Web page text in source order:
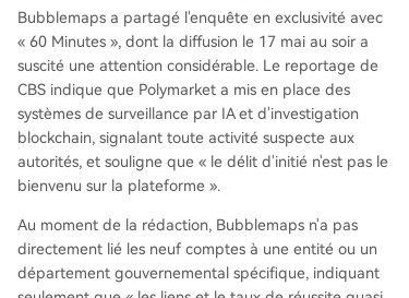
Bubblemaps a partagé l'enquête en exclusivité avec
« 60 Minutes », dont la diffusion le 17 mai au soir a
suscité une attention considérable. Le reportage de
CBS indique que Polymarket a mis en place des
systèmes de surveillance par IA et d'investigation
blockchain, signalant toute activité suspecte aux
autorités, et souligne que « le délit d'initié n'est pas le
bienvenu sur la plateforme ».
Au moment de la rédaction, Bubblemaps n'a pas
directement lié les neuf comptes à une entité ou un
département gouvernemental spécifique, indiquant